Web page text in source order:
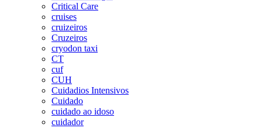
Critical Care
cruises
cruizeiros
Cruzeiros
cryodon taxi
CT
cuf
CUH
Cuidadios Intensivos
Cuidado
cuidado ao idoso
cuidador